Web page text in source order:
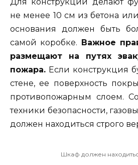
не менее 10 см из бетона
основания должен быть
самой коробке. Важное
размещают на путях
пожара. Если конструкция
стене, ее поверхность
противопожарным слоем.
техники безопасности,
должен находиться строго
Шкаф должен